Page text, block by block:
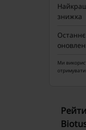
знижка
Останнє
Ми
отримувати